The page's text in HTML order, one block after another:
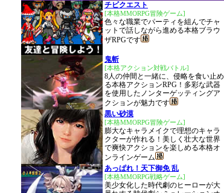
チビクエスト
[本格MMORPG冒険ゲーム]
色々な職業でパーティを組んでチャ
ットで話しながら進める本格ブラウ
ザRPGです
鬼斬
[本格アクション対戦バトル]
8人の仲間と一緒に、侵略を食い止め
る本格アクションRPG！多彩な武器
を使用したノンターゲッティングア
クションが魅力です
黒い砂漠
[本格MMORPG冒険ゲーム]
膨大なキャラメイクで理想のキャラ
クターが作れる！美しく壮大な世界
で爽快アクションを楽しめる本格オ
ンラインゲーム
あっぱれ！天下御免 乱
[本格MMORPG戦略ゲーム]
美少女化した時代劇のヒーローが大